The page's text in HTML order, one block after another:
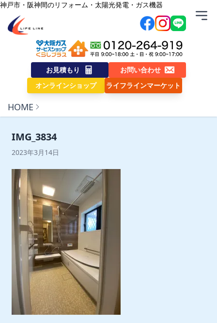
内容をスキップ
神戸市・阪神間のリフォーム・太陽光発電・ガス機器
株式会社ライフライン
お見積もり
お問い合わせ
オンラインショップ
ライフラインマーケット
HOME
IMG_3834
2023年3月14日